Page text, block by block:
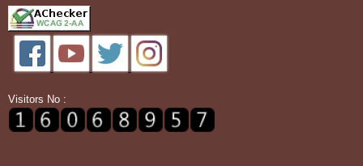
แผนพัฒนาทรัพยากรบุคคล
รายงานการรับทรัพย์สินหรือประโยชน์อื่นใดโดย
ธรรมจรรยา
รายงานของผู้สอบบัญชีและรายงานการเงินของ สตง.
รายงานผลตามนโยบาย No Gift Policy
Visitors No :